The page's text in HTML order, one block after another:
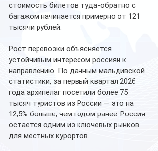
стоимость билетов туда-обратно с
багажом начинается примерно от 121
тысячи рублей.
Рост перевозки объясняется
устойчивым интересом россиян к
направлению. По данным мальдивской
статистики, за первый квартал 2026
года архипелаг посетили более 75
тысяч туристов из России — это на
12,5% больше, чем годом ранее. Россия
остается одним из ключевых рынков
для местных курортов.